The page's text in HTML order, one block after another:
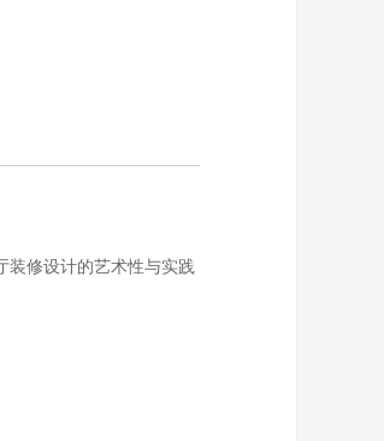
修设计的艺术性与实践